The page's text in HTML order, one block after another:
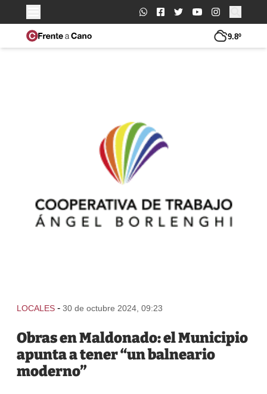
Buscar:
9.8º
LOCALES - 30 de octubre 2024, 09:23
Obras en Maldonado: el Municipio
apunta a tener “un balneario
moderno”